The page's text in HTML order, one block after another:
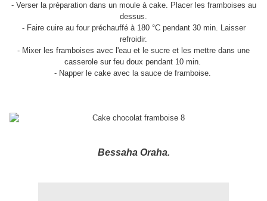
- Verser la préparation dans un moule à cake. Placer les framboises au
dessus.
- Faire cuire au four préchauffé à 180 °C pendant 30 min. Laisser
refroidir.
- Mixer les framboises avec l'eau et le sucre et les mettre dans une
casserole sur feu doux pendant 10 min.
- Napper le cake avec la sauce de framboise.
Bessaha Oraha.